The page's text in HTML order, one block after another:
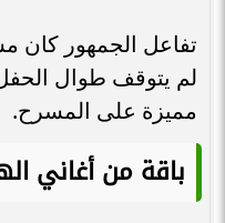
تفاعل الجمهور كان
لم يتوقف طوال
مميزة على المسرح.
باقة من أغاني